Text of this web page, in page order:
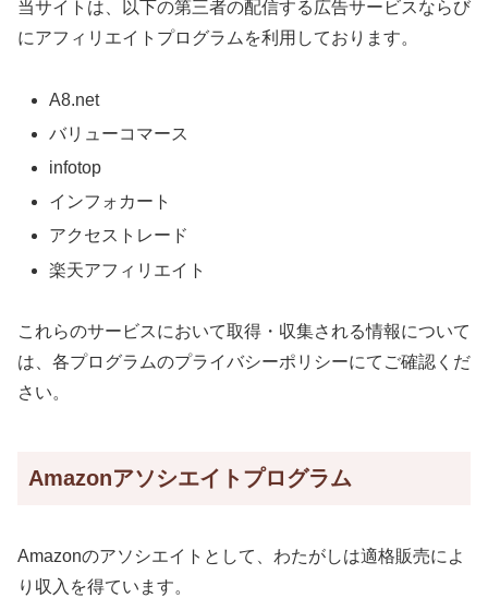
当サイトは、以下の第三者の配信する広告サービスならび
にアフィリエイトプログラムを利用しております。
A8.net
バリューコマース
infotop
インフォカート
アクセストレード
楽天アフィリエイト
これらのサービスにおいて取得・収集される情報について
は、各プログラムのプライバシーポリシーにてご確認くだ
さい。
Amazonアソシエイトプログラム
Amazonのアソシエイトとして、わたがしは適格販売によ
り収入を得ています。